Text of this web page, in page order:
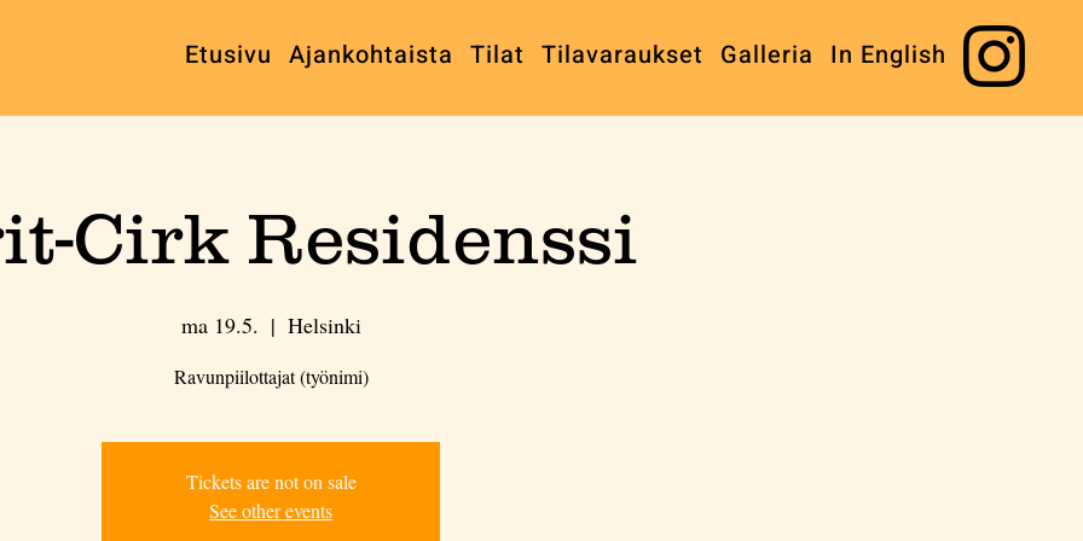
Etusivu Ajankohtaista Tilat Tilavaraukset Galleria In English
Cirk Residenssi
ma 19.5.
  |
Helsinki
Ravunpiilottajat (työnimi)
Tickets are not on sale
See other events